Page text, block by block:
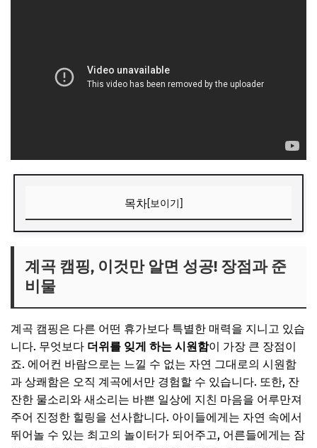
목차[보이기]
꼭 챙겨야 할 필수 준비물
안전하고 즐거운 캠핑을 위한 팁
📌 지금 뜨는 꿀정보! 놓치지 마세요
추천 1: 강원도 OO 계곡 캠핑장 - 대자연 속 힐링 명소
맑은 물과 넉넉한 공간
📌 지금 뜨는 꿀정보! 놓치지 마세요
추천 2: 경기도 XX 계곡 물놀이 명소 - 도심 속 시원한 오아시
스
어린이를 위한 맞춤형 물놀이 시설
계곡 캠핑, 이것만 알면 성공! 장점과 준
비물
계곡 캠핑은 다른 어떤 휴가보다 특별한 매력을 지니고 있습
니다. 무엇보다 더위를 잊게 하는 시원함이 가장 큰 장점이
죠. 에어컨 바람으로는 느낄 수 없는 자연 그대로의 시원함
과 상쾌함은 오직 계곡에서만 경험할 수 있습니다. 또한, 잔
잔한 물소리와 새소리는 바쁜 일상에 지친 마음을 어루만져
주어 진정한 힐링을 선사합니다. 아이들에게는 자연 속에서
뛰어놀 수 있는 최고의 놀이터가 되어주고, 어른들에게는 잠